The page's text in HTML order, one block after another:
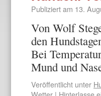
Publiziert am 13.
Von Wolf
den
Bei
Mund und
Veröffentlicht unter